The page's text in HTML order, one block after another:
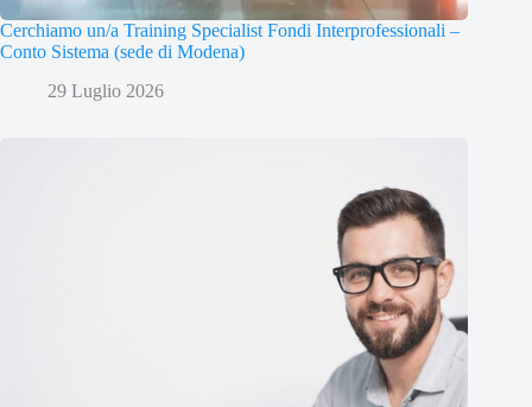
Cerchiamo un/a Training Specialist Fondi Interprofessionali –
Conto Sistema (sede di Modena)
29 Luglio 2026